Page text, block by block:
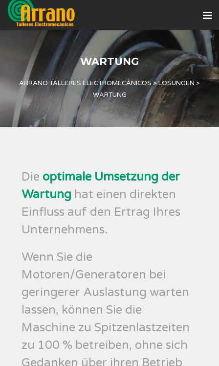
WARTUNG
ARRANO TALLERES ELECTROMECÁNICOS >LÖSUNGEN >
WARTUNG
Die optimale Umsetzung der
Wartung hat einen direkten
Einfluss auf den Ertrag Ihres
Unternehmens.
Wenn Sie die
Motoren/Generatoren bei
geringerer Auslastung warten
lassen, können Sie die
Maschine zu Spitzenlastzeiten
zu 100 % betreiben, ohne sich
Gedanken über ihren Betrieb